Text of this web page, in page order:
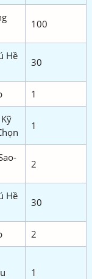
100
Hề
30
1
1
2
Hề
30
2
1